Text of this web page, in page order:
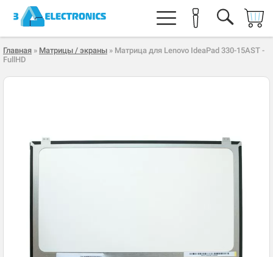
Главная » Матрицы / экраны » Матрица для Lenovo IdeaPad 330-15AST -
FullHD